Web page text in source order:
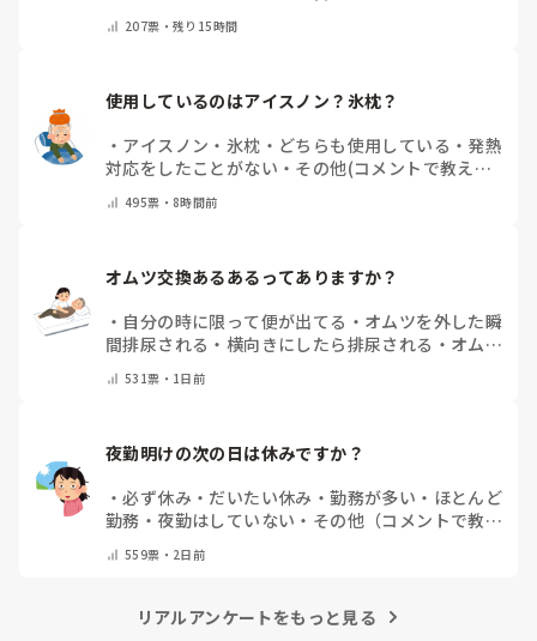
ケースもありました。
いない・その他（コメントで教えてください）
207票・残り15時間
使用しているのはアイスノン？氷枕？
・ アイスノン ・ 氷枕 ・ どちらも使用している ・ 発熱
対応をしたことがない ・ その他(コメントで教えて
495票・ 8時間前
オムツ交換あるあるってありますか？
・ 自分の時に限って便が出てる ・ オムツを外した瞬
間排尿される ・ 横向きにしたら排尿される ・ オムツ
まっていると快感
531票・ 1日前
夜勤明けの次の日は休みですか？
・必ず休み・ だいたい休み ・勤務が多い ・ ほとんど
勤務 ・ 夜勤はしていない ・ その他（コメントで教え
559票・ 2日前
リアルアンケートをもっと見る